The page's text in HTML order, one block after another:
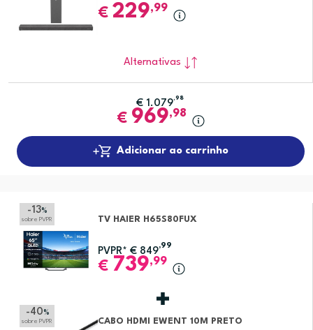
€ 229,99
Alternativas
€ 1.079,98
€ 969,98
Adicionar ao carrinho
-13%
sobre PVPR TV HAIER H65S80FUX
PVPR* € 849
,99
€ 739,99
-40 %
sobre PVPR CABO HDMI EWENT 10M PRETO